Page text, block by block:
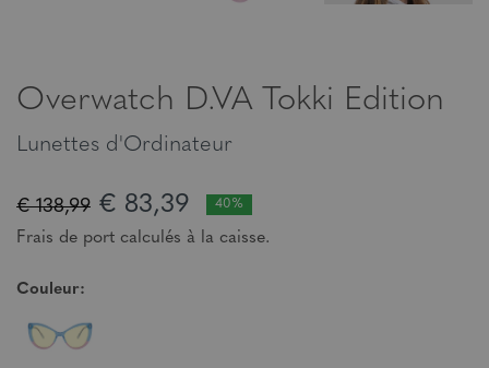
Overwatch D.VA Tokki Edition
Lunettes d'Ordinateur
€ 138,99 € 83,39 40%
Frais de port calculés à la caisse.
Couleur: